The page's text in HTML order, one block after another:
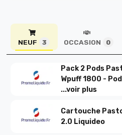
NEUF 3 OCCASION 0
Pack 2 Pods
Wpuff 1800 -
...voir plus
Cartouche
2.0 Liquideo